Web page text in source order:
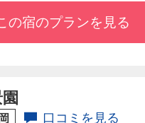
議室など施設も充実。
はユニバーサルデザイ
の宿のプランを見る
口コミを見る